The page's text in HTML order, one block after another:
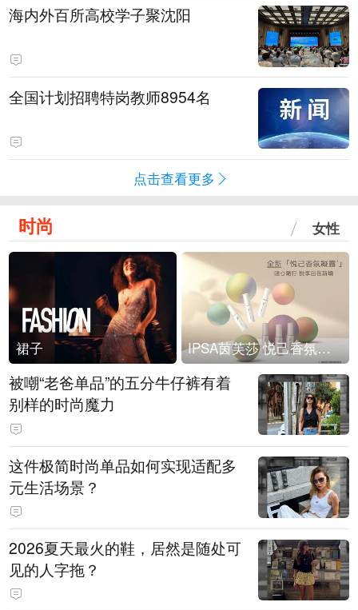
海内外百所高校学子聚沈阳
全国计划招聘特岗教师8954名
点击查看更多
时尚 女性
裙子 IPSA茵芙莎 悦己香氛凝露上市
被嘲“老爸单品”的五分牛仔裤有着
别样的时尚魔力
这件极简时尚单品如何实现适配多
元生活场景？
2026夏天最火的鞋，居然是随处可
见的人字拖？